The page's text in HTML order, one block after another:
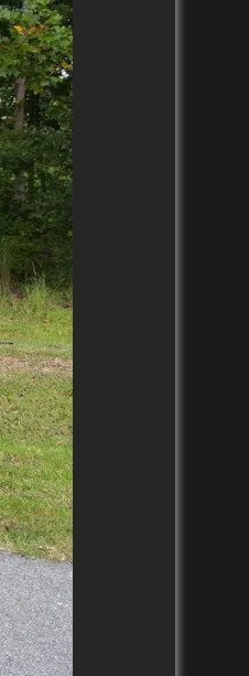
1960-1969
1950-1959
1920-1929